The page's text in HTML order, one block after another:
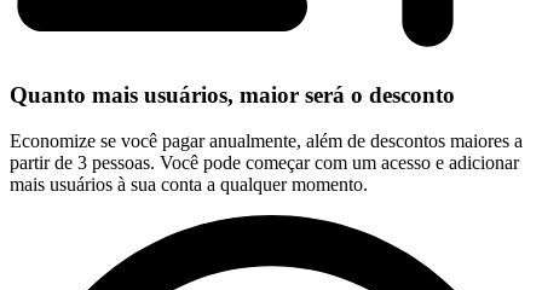
Quanto mais usuários, maior será o desconto
Economize se você pagar anualmente, além de descontos maiores a
partir de 3 pessoas. Você pode começar com um acesso e adicionar
mais usuários à sua conta a qualquer momento.